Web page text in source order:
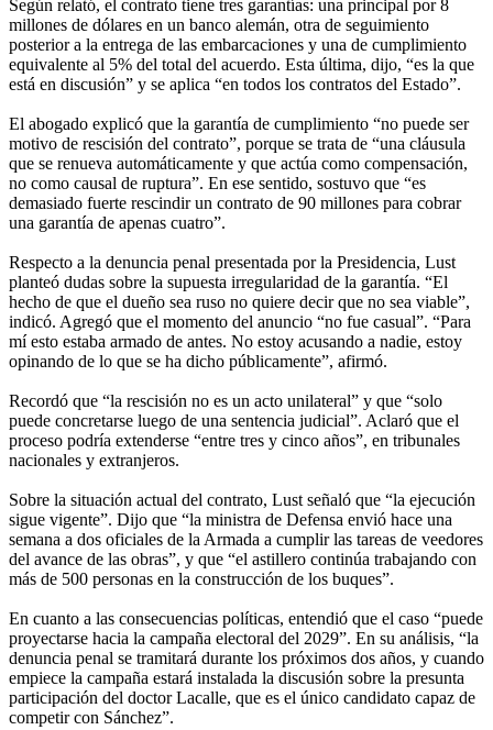
Según relató, el contrato tiene tres garantías: una principal por 8
millones de dólares en un banco alemán, otra de seguimiento
posterior a la entrega de las embarcaciones y una de cumplimiento
equivalente al 5% del total del acuerdo. Esta última, dijo, “es la que
está en discusión” y se aplica “en todos los contratos del Estado”.
El abogado explicó que la garantía de cumplimiento “no puede ser
motivo de rescisión del contrato”, porque se trata de “una cláusula
que se renueva automáticamente y que actúa como compensación,
no como causal de ruptura”. En ese sentido, sostuvo que “es
demasiado fuerte rescindir un contrato de 90 millones para cobrar
una garantía de apenas cuatro”.
Respecto a la denuncia penal presentada por la Presidencia, Lust
planteó dudas sobre la supuesta irregularidad de la garantía. “El
hecho de que el dueño sea ruso no quiere decir que no sea viable”,
indicó. Agregó que el momento del anuncio “no fue casual”. “Para
mí esto estaba armado de antes. No estoy acusando a nadie, estoy
opinando de lo que se ha dicho públicamente”, afirmó.
Recordó que “la rescisión no es un acto unilateral” y que “solo
puede concretarse luego de una sentencia judicial”. Aclaró que el
proceso podría extenderse “entre tres y cinco años”, en tribunales
nacionales y extranjeros.
Sobre la situación actual del contrato, Lust señaló que “la ejecución
sigue vigente”. Dijo que “la ministra de Defensa envió hace una
semana a dos oficiales de la Armada a cumplir las tareas de veedores
del avance de las obras”, y que “el astillero continúa trabajando con
más de 500 personas en la construcción de los buques”.
En cuanto a las consecuencias políticas, entendió que el caso “puede
proyectarse hacia la campaña electoral del 2029”. En su análisis, “la
denuncia penal se tramitará durante los próximos dos años, y cuando
empiece la campaña estará instalada la discusión sobre la presunta
participación del doctor Lacalle, que es el único candidato capaz de
competir con Sánchez”.